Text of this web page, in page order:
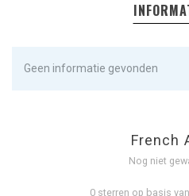
Geen informatie gevonden
French
Nog niet
0 sterren op basis